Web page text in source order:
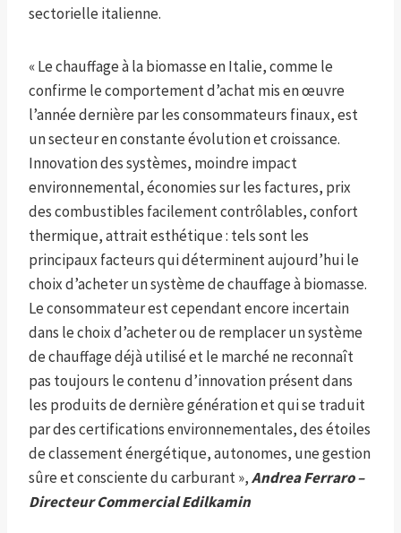
sectorielle italienne.
« Le chauffage à la biomasse en Italie, comme le
confirme le comportement d’achat mis en œuvre
l’année dernière par les consommateurs finaux, est
un secteur en constante évolution et croissance.
Innovation des systèmes, moindre impact
environnemental, économies sur les factures, prix
des combustibles facilement contrôlables, confort
thermique, attrait esthétique : tels sont les
principaux facteurs qui déterminent aujourd’hui le
choix d’acheter un système de chauffage à biomasse.
Le consommateur est cependant encore incertain
dans le choix d’acheter ou de remplacer un système
de chauffage déjà utilisé et le marché ne reconnaît
pas toujours le contenu d’innovation présent dans
les produits de dernière génération et qui se traduit
par des certifications environnementales, des étoiles
de classement énergétique, autonomes, une gestion
sûre et consciente du carburant »,Andrea Ferraro –
Directeur Commercial Edilkamin